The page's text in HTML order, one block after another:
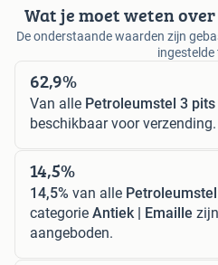
Wat je moet weten
De onderstaande waarden zijn
ingestelde
62,9%
Van alle Petroleumstel 3 pits
beschikbaar voor verzending.
14,5%
14,5% van alle
categorie Antiek | Emaille
aangeboden.